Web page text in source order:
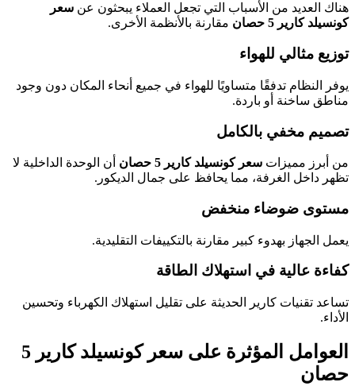
هناك العديد من الأسباب التي تجعل العملاء يبحثون عن سعر
كونسيلد كارير 5 حصان
مقارنة بالأنظمة الأخرى.
توزيع مثالي للهواء
يوفر النظام تدفقًا متساويًا للهواء في جميع أنحاء المكان دون وجود
مناطق ساخنة أو باردة.
تصميم مخفي بالكامل
من أبرز مميزات سعر كونسيلد كارير 5 حصان
أن الوحدة الداخلية لا
تظهر داخل الغرفة، مما يحافظ على جمال الديكور.
مستوى ضوضاء منخفض
يعمل الجهاز بهدوء كبير مقارنة بالتكييفات التقليدية.
كفاءة عالية في استهلاك الطاقة
تساعد تقنيات كارير الحديثة على تقليل استهلاك الكهرباء وتحسين
الأداء.
العوامل المؤثرة على سعر كونسيلد كارير 5
حصان